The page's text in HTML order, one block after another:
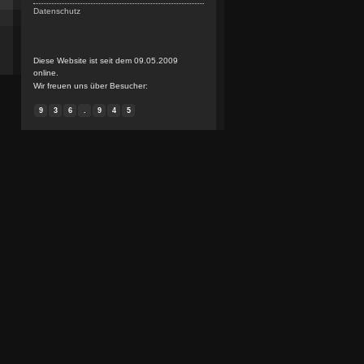
Datenschutz
Diese Website ist seit dem 09.05.2009
online.
Wir freuen uns über Besucher:
9 3 6 . 9 4 5